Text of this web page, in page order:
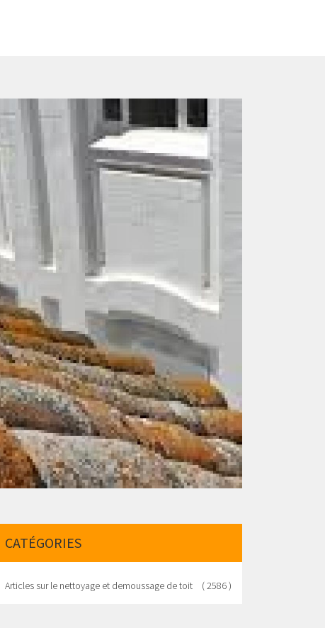
CATÉGORIES
Articles sur le nettoyage et demoussage de toit ( 2586 )